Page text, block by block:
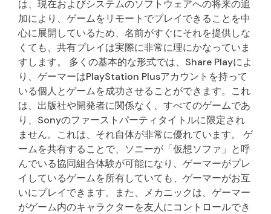
は、現在およびシステムのソフトウェアへの将来の追
加により、ゲームをリモートでプレイできることを中
心に展開しているため、名前がすぐにそれを提供しな
くても、共有プレイは実際に非常に理にかなっていま
すします。 多くの基本的な形式では、Share Playによ
り、ゲーマーはPlayStation Plusアカウントを持って
いる個人とゲームを成功させることができます。これ
は、出版社や開発者に関係なく、すべてのゲームであ
り、Sonyのファーストパーティタイトルに限定され
ません。これは、それ自体が非常に優れています。 ゲ
ームを共有することで、ソニーが「仮想ソファ」と呼
んでいる協同組合体験が可能になり、ゲーマーがプレ
イしているゲームを所有していても、ゲーマーがお互
いにプレイできます。また、メカニックは、ゲーマー
がゲーム内のキャラクターを友人にコントロールでき